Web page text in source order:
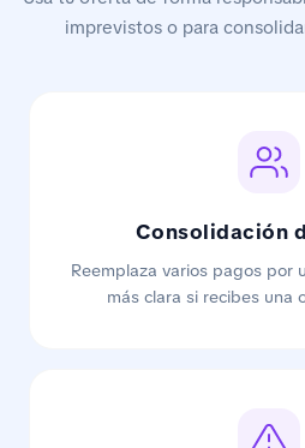
imprevistos o para
Consolidación
Reemplaza varios pagos por
más clara si recibes una